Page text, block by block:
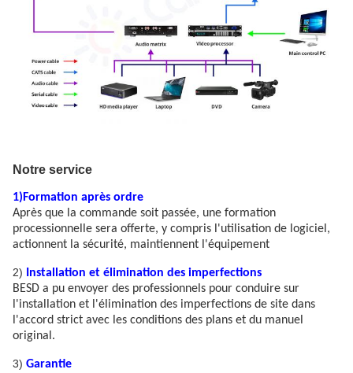
Notre service
1)Formation après ordre
Après que la commande soit passée, une formation
processionnelle sera offerte, y compris l'utilisation de logiciel,
actionnent la sécurité, maintiennent l'équipement
2) Installation et élimination des imperfections
BESD a pu envoyer des professionnels pour conduire sur
l'installation et l'élimination des imperfections de site dans
l'accord strict avec les conditions des plans et du manuel
original.
3) Garantie